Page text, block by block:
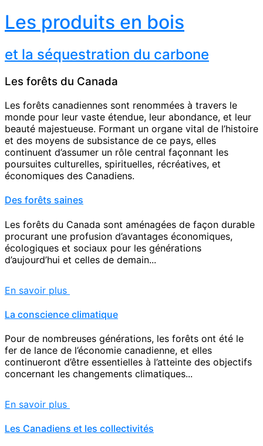
Les produits en bois
et la séquestration du carbone
Les forêts du Canada
Les forêts canadiennes sont renommées à travers le
monde pour leur vaste étendue, leur abondance, et leur
beauté majestueuse. Formant un organe vital de l’histoire
et des moyens de subsistance de ce pays, elles
continuent d’assumer un rôle central façonnant les
poursuites culturelles, spirituelles, récréatives, et
économiques des Canadiens.
Des forêts saines
Les forêts du Canada sont aménagées de façon durable
procurant une profusion d’avantages économiques,
écologiques et sociaux pour les générations
d’aujourd’hui et celles de demain...
En savoir plus
La conscience climatique
Pour de nombreuses générations, les forêts ont été le
fer de lance de l’économie canadienne, et elles
continueront d’être essentielles à l’atteinte des objectifs
concernant les changements climatiques...
En savoir plus
Les Canadiens et les collectivités